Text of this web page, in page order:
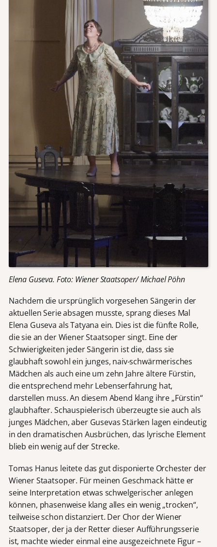
Elena Guseva. Foto: Wiener Staatsoper/ Michael Pöhn
Nachdem die ursprünglich vorgesehen Sängerin der
aktuellen Serie absagen musste, sprang dieses Mal
Elena Guseva als Tatyana ein. Dies ist die fünfte Rolle,
die sie an der Wiener Staatsoper singt. Eine der
Schwierigkeiten jeder Sängerin ist die, dass sie
glaubhaft sowohl ein junges, naiv-schwärmerisches
Mädchen als auch eine um zehn Jahre ältere Fürstin,
die entsprechend mehr Lebenserfahrung hat,
darstellen muss. An diesem Abend klang ihre „Fürstin“
glaubhafter. Schauspielerisch überzeugte sie auch als
junges Mädchen, aber Gusevas Stärken lagen eindeutig
in den dramatischen Ausbrüchen, das lyrische Element
blieb ein wenig auf der Strecke.
Tomas Hanus leitete das gut disponierte Orchester der
Wiener Staatsoper. Für meinen Geschmack hätte er
seine Interpretation etwas schwelgerischer anlegen
können, phasenweise klang alles ein wenig „trocken“,
teilweise schon distanziert. Der Chor der Wiener
Staatsoper, der ja der Retter dieser Aufführungsserie
ist, machte wieder einmal eine ausgezeichnete Figur –